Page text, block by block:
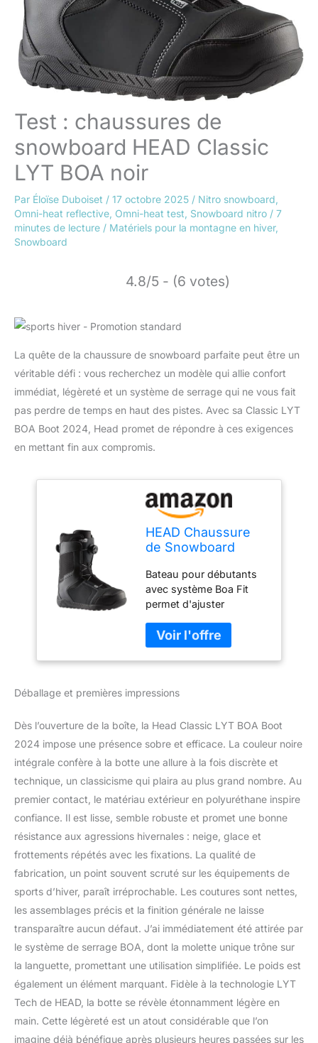
Test : chaussures de
snowboard HEAD Classic
LYT BOA noir
Par Éloïse Duboiset / 17 octobre 2025 / Nitro snowboard
Omni-heat reflective Omni-heat test Snowboard nitro / 7
minutes de lecture / Matériels pour la montagne en hiver,
Snowboard
4.8/5 - (6 votes)
La quête de la chaussure de snowboard parfaite peut être un
véritable défi : vous recherchez un modèle qui allie confort
immédiat, légèreté et un système de serrage qui ne vous fait
pas perdre de temps en haut des pistes. Avec sa Classic LYT
BOA Boot 2024, Head promet de répondre à ces exigences
en mettant fin aux compromis.
HEAD Chaussure
de Snowboard
Boot Unisexe-
Adulte, Noir, 280
Bateau pour débutants
avec système Boa Fit
permet d'ajuster
l'ajustement du bateau
grâce à une fermeture
rotative Agréable Lean
doublure EVA, il n'y a pas
les pieds restent bien au
chaud même par temps
Déballage et premières impressions
Dès l’ouverture de la boîte, la Head Classic LYT BOA Boot
2024 impose une présence sobre et efficace. La couleur noire
intégrale confère à la botte une allure à la fois discrète et
technique, un classicisme qui plaira au plus grand nombre. Au
premier contact, le matériau extérieur en polyuréthane inspire
confiance. Il est lisse, semble robuste et promet une bonne
résistance aux agressions hivernales : neige, glace et
frottements répétés avec les fixations. La qualité de
fabrication, un point souvent scruté sur les équipements de
sports d’hiver, paraît irréprochable. Les coutures sont nettes,
les assemblages précis et la finition générale ne laisse
transparaître aucun défaut. J’ai immédiatement été attirée par
le système de serrage BOA, dont la molette unique trône sur
la languette, promettant une utilisation simplifiée. Le poids est
également un élément marquant. Fidèle à la technologie LYT
Tech de HEAD, la botte se révèle étonnamment légère en
main. Cette légèreté est un atout considérable que l’on
imagine déjà bénéfique après plusieurs heures passées sur les